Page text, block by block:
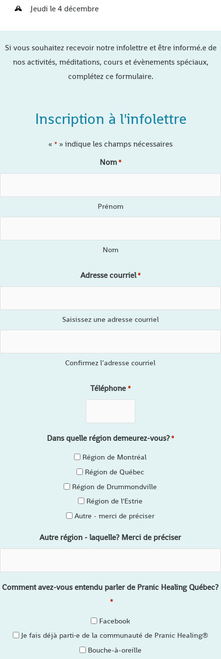
Jeudi le 4 décembre
Si vous souhaitez recevoir notre infolettre et être informé.e de
nos activités, méditations, cours et évènements spéciaux,
complétez ce formulaire.
Inscription à l'infolettre
« * » indique les champs nécessaires
Nom*
Prénom
Nom
Adresse courriel*
Saisissez une adresse courriel
Confirmez l’adresse courriel
Téléphone *
Dans quelle région demeurez-vous?*
Région de Montréal
Région de Québec
Région de Drummondville
Région de l'Estrie
Autre - merci de préciser
Autre région - laquelle? Merci de préciser
Comment avez-vous entendu parler de Pranic Healing Québec?
*
Facebook
Je fais déjà parti·e de la communauté de Pranic Healing®
Bouche-à-oreille